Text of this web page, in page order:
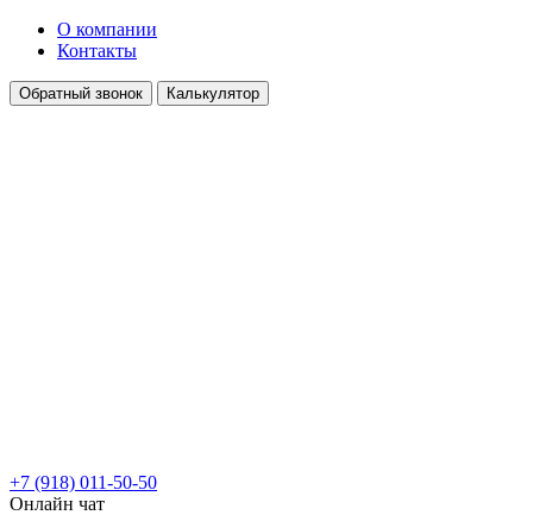
О компании
Контакты
Обратный звонок Калькулятор
+7 (918) 011-50-50
Онлайн чат